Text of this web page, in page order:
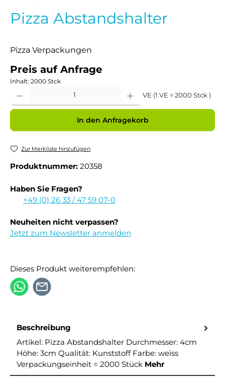
Pizza Abstandshalter
Pizza Verpackungen
Preis auf Anfrage
Inhalt: 2000 Stck
VE (1 VE = 2000 Stck )
In den Anfragekorb
Zur Merkliste hinzufügen
Produktnummer: 20358
Haben Sie Fragen?
+49 (0) 26 33 / 47 59 07-0
Neuheiten nicht verpassen?
Jetzt zum Newsletter anmelden
Dieses Produkt weiterempfehlen:
Beschreibung
Artikel: Pizza Abstandshalter Durchmesser: 4cm
Höhe: 3cm Qualität: Kunststoff Farbe: weiss
Verpackungseinheit = 2000 Stück Mehr